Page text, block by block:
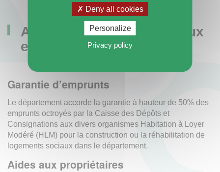
Aides aux bailleurs sociaux
et aux communes
Garantie d’emprunts
Le département accorde la garantie à hauteur de 50% des
emprunts octroyés par la Caisse des Dépôts et
Consignations aux divers organismes Habitation à Loyer
Modéré (HLM) pour la construction ou la réhabilitation de
logements sociaux dans le département.
Aides aux propriétaires
Deny all cookies
Personalize
Privacy policy